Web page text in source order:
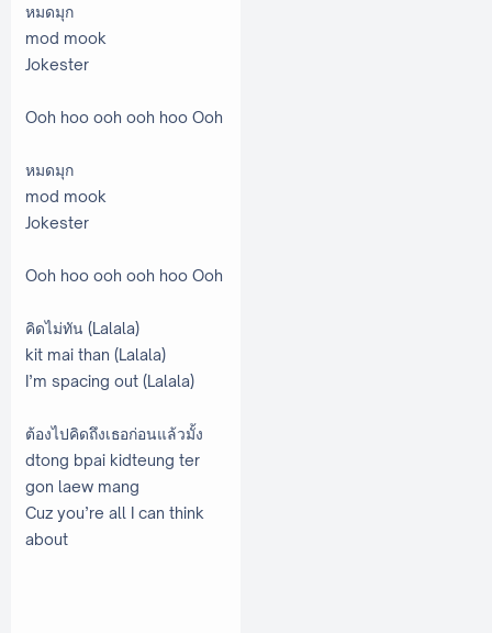
หมดมุก
mod mook
Jokester
Ooh hoo ooh ooh hoo Ooh
หมดมุก
mod mook
Jokester
Ooh hoo ooh ooh hoo Ooh
คิดไม่ทัน (Lalala)
kit mai than (Lalala)
I’m spacing out (Lalala)
ต้องไปคิดถึงเธอก่อนแล้วมั้ง
dtong bpai kidteung ter
gon laew mang
Cuz you’re all I can think
about